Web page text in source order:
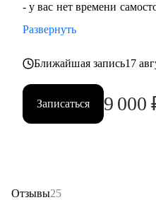
- у вас нет времени
Развернуть
Ближайшая запись17
Записаться 9 000
Отзывы25